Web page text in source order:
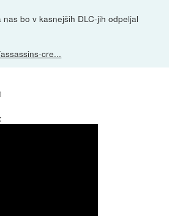
bo v kasnejših DLC-jih odpeljal
cre...